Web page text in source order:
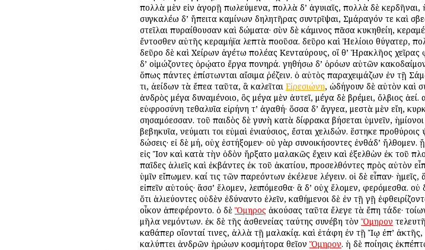
πολλὰ μὲν εἰν ἀγορῇ πωλεύμενα, πολλὰ δ’ ἀγυιαῖς, πολλὰ δὲ κερδῆναι,
συγκαλέω δ’ ἤπειτα καμίνων δηλητῆρας συντρῖψαι, Σμάραγόν τε καὶ
στεῖλαι πυραίθουσαν καὶ δώματα· σὺν δὲ κάμινος πᾶσα κυκηθείη,
ἔντοσθεν αὐτῆς κεραμήϊα λεπτὰ ποοῦσα. δεῦρο καὶ Ἠελίοιο θύγατερ,
δεῦρο δὲ καὶ Χείρων ἀγέτω πολέας Κενταύρους, οἵ θ’ Ἡρακλῆος χεῖρας
δ’ οἰμώζοντες ὁρῴατο ἔργα πονηρά. γηθήσω δ’ ὁρόων αὐτῶν
ὅπως πάντες ἐπίστωνται αἴσιμα ῥέζειν. ὁ αὐτὸς παραχειμάζων ἐν τῇ
τι, ἀείδων τὰ ἔπεα ταῦτα, ἃ καλεῖται Εἰρεσιώνη, ὡδήγουν δὲ αὐτὸν καὶ
ἀνδρὸς μέγα δυναμένοιο, ὃς μέγα μὲν ἀυτεῖ, μέγα δὲ βρέμει, ὄλβιος
εὐφροσύνη τεθαλυῖα εἰρήνη τ’ ἀγαθή· ὅσσα δ’ ἄγγεα, μεστὰ μὲν εἴη,
σησαμόεσσαν. τοῦ παιδὸς δὲ γυνὴ κατὰ δίφρακα βήσεται ὑμνεῖν,
βεβηκυῖα, νεύματι τοι εὐμαὶ ἐνιαύσιος, ἔσται χελιδών. ἕστηκε
δώσεις· εἰ δὲ μή, οὐχ ἑστήξομεν· οὐ γὰρ συνοικήσοντες ἐνθάδ’
εἰς Ἴον καὶ κατὰ τὴν ὁδὸν ἤρξατο μαλακῶς ἔχειν καὶ ἐξελθὼν ἐκ τοῦ
παῖδες ἁλιεῖς καὶ ἐκβάντες ἐκ τοῦ ἀκατίου, προσελθόντες πρὸς
ὑμῖν εἴπωμεν. καί τις τῶν παρεόντων ἐκέλευε λέγειν. οἱ δὲ εἶπαν·
εἰπεῖν αὐτούς· ἅσσ’ ἕλομεν, λειπόμεσθα· ἃ δ’ οὐχ ἕλομεν,
ὅτι ἁλιεύοντες οὐδὲν ἐδύναντο ἑλεῖν, καθήμενοι δὲ ἐν τῇ γῇ
οἶκον ἀπεφέροντο. ὁ δὲ Ὅμηρος ἀκούσας ταῦτα ἔλεγε τὰ ἔπη τάδε·
μῆλα νεμόντων. ἐκ δὲ τῆς ἀσθενείας ταύτης συνέβη τὸν Ὅμηρον
καθάπερ οἴονταί τινες, ἀλλὰ τῇ μαλακίᾳ. καὶ ἐτάφη ἐν τῇ Ἴῳ ἐπ’
καλύπτει ἀνδρῶν ἡρώων κοσμήτορα θεῖον Ὅμηρον. ἡ δὲ ποίησις